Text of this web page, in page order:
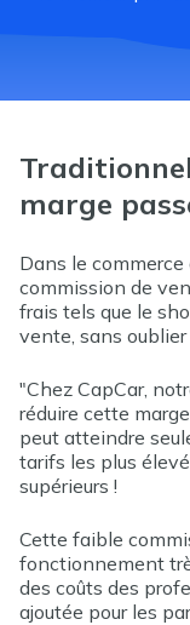
marge
Dans le
commission de
frais tels que le
vente, sans
"Chez CapCar,
réduire cette
peut atteindre
tarifs les plus
supérieurs !
Cette faible
fonctionnement
des coûts des
ajoutée pour les